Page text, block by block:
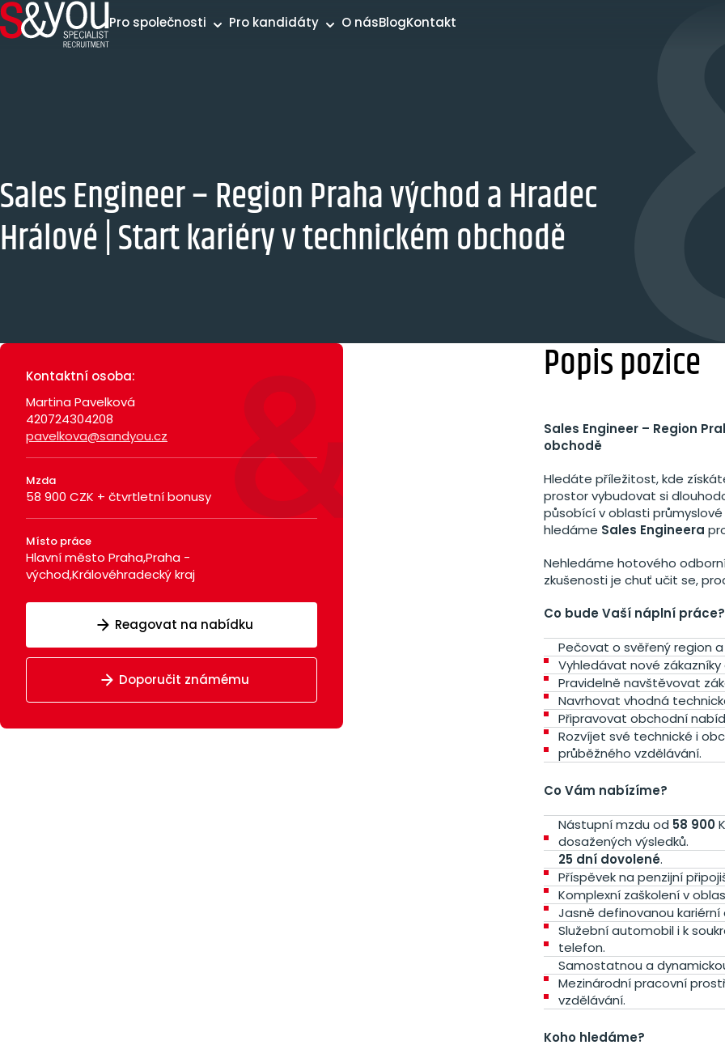
Přeskočit na obsah
Pro společnosti Pro kandidáty O násBlogKontakt
Sales Engineer – Region Praha východ a Hradec
Hrálové | Start kariéry v technickém obchodě
Kontaktní osoba:
Martina Pavelková
420724304208
pavelkova@sandyou.cz
Mzda
58 900 CZK + čtvrtletní bonusy
Místo práce
Hlavní město Praha,Praha -
východ,Královéhradecký kraj
Reagovat na nabídku
Doporučit známému
Popis pozice
Sales Engineer – Region
obchodě
Hledáte příležitost, kde
prostor vybudovat si
působící v oblasti
hledáme Sales Engineera
Nehledáme hotového
zkušenosti je chuť učit se,
Co bude Vaší náplní práce?
Pečovat o svěřený region
Vyhledávat nové
Pravidelně navštěvovat
Navrhovat vhodná
Připravovat obchodní
Rozvíjet své technické i
průběžného vzdělávání.
Co Vám nabízíme?
Nástupní mzdu od 58 900
dosažených výsledků.
25 dní dovolené.
Příspěvek na penzijní
Komplexní zaškolení v
Jasně definovanou
Služební automobil i k
telefon.
Samostatnou a
Mezinárodní pracovní
vzdělávání.
Koho hledáme?